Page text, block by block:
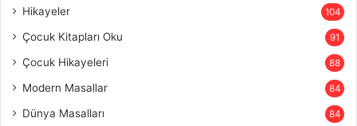
Hikayeler 104
Çocuk Kitapları Oku 91
Çocuk Hikayeleri 88
Modern Masallar 84
Dünya Masalları 84